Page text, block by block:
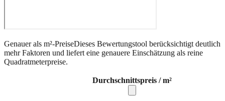
Genauer als m²-PreiseDieses Bewertungstool berücksichtigt deutlich
mehr Faktoren und liefert eine genauere Einschätzung als reine
Quadratmeterpreise.
Durchschnittspreis / m²